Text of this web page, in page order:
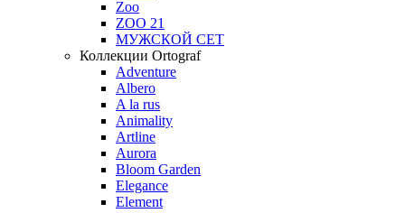
Zoo
ZOO 21
МУЖСКОЙ СЕТ
Коллекции Ortograf
Adventure
Albero
A la rus
Animality
Artline
Aurora
Bloom Garden
Elegance
Element